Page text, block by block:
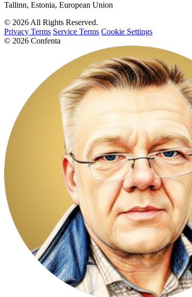
Tallinn, Estonia, European Union
© 2026 All Rights Reserved.
Privacy Terms Service Terms Cookie Settings
© 2026 Confenta